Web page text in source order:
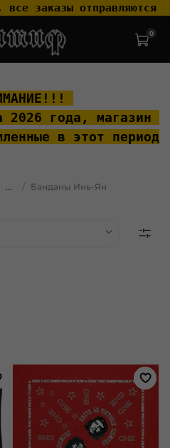
все заказы отправляются
0
2026 года, магазин
в этот
Банданы Инь-Ян